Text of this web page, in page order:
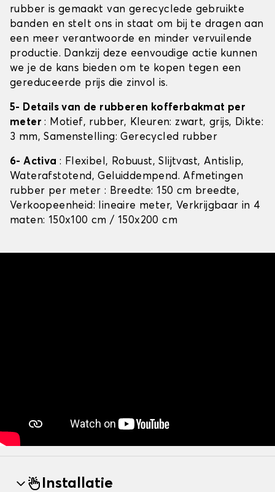
rubber is gemaakt van gerecyclede gebruikte
banden en stelt ons in staat om bij te dragen aan
een meer verantwoorde en minder vervuilende
productie. Dankzij deze eenvoudige actie kunnen
we je de kans bieden om te kopen tegen een
gereduceerde prijs die zinvol is.
5- Details van de rubberen kofferbakmat per
meter: Motief, rubber, Kleuren: zwart, grijs, Dikte:
3 mm, Samenstelling: Gerecycled rubber
6- Activa : Flexibel, Robuust, Slijtvast, Antislip,
Waterafstotend, Geluiddempend. Afmetingen
rubber per meter : Breedte: 150 cm breedte,
Verkoopeenheid: lineaire meter, Verkrijgbaar in 4
maten: 150x100 cm / 150x200 cm
Installatie